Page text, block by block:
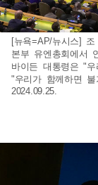
[뉴욕=AP/뉴시스]
본부 유엔총회에서
바이든 대통령은 "
"우리가 함께하면
2024.09.25.